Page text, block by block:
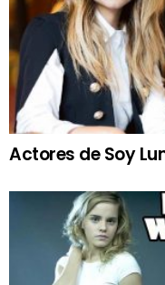
Actores de Soy